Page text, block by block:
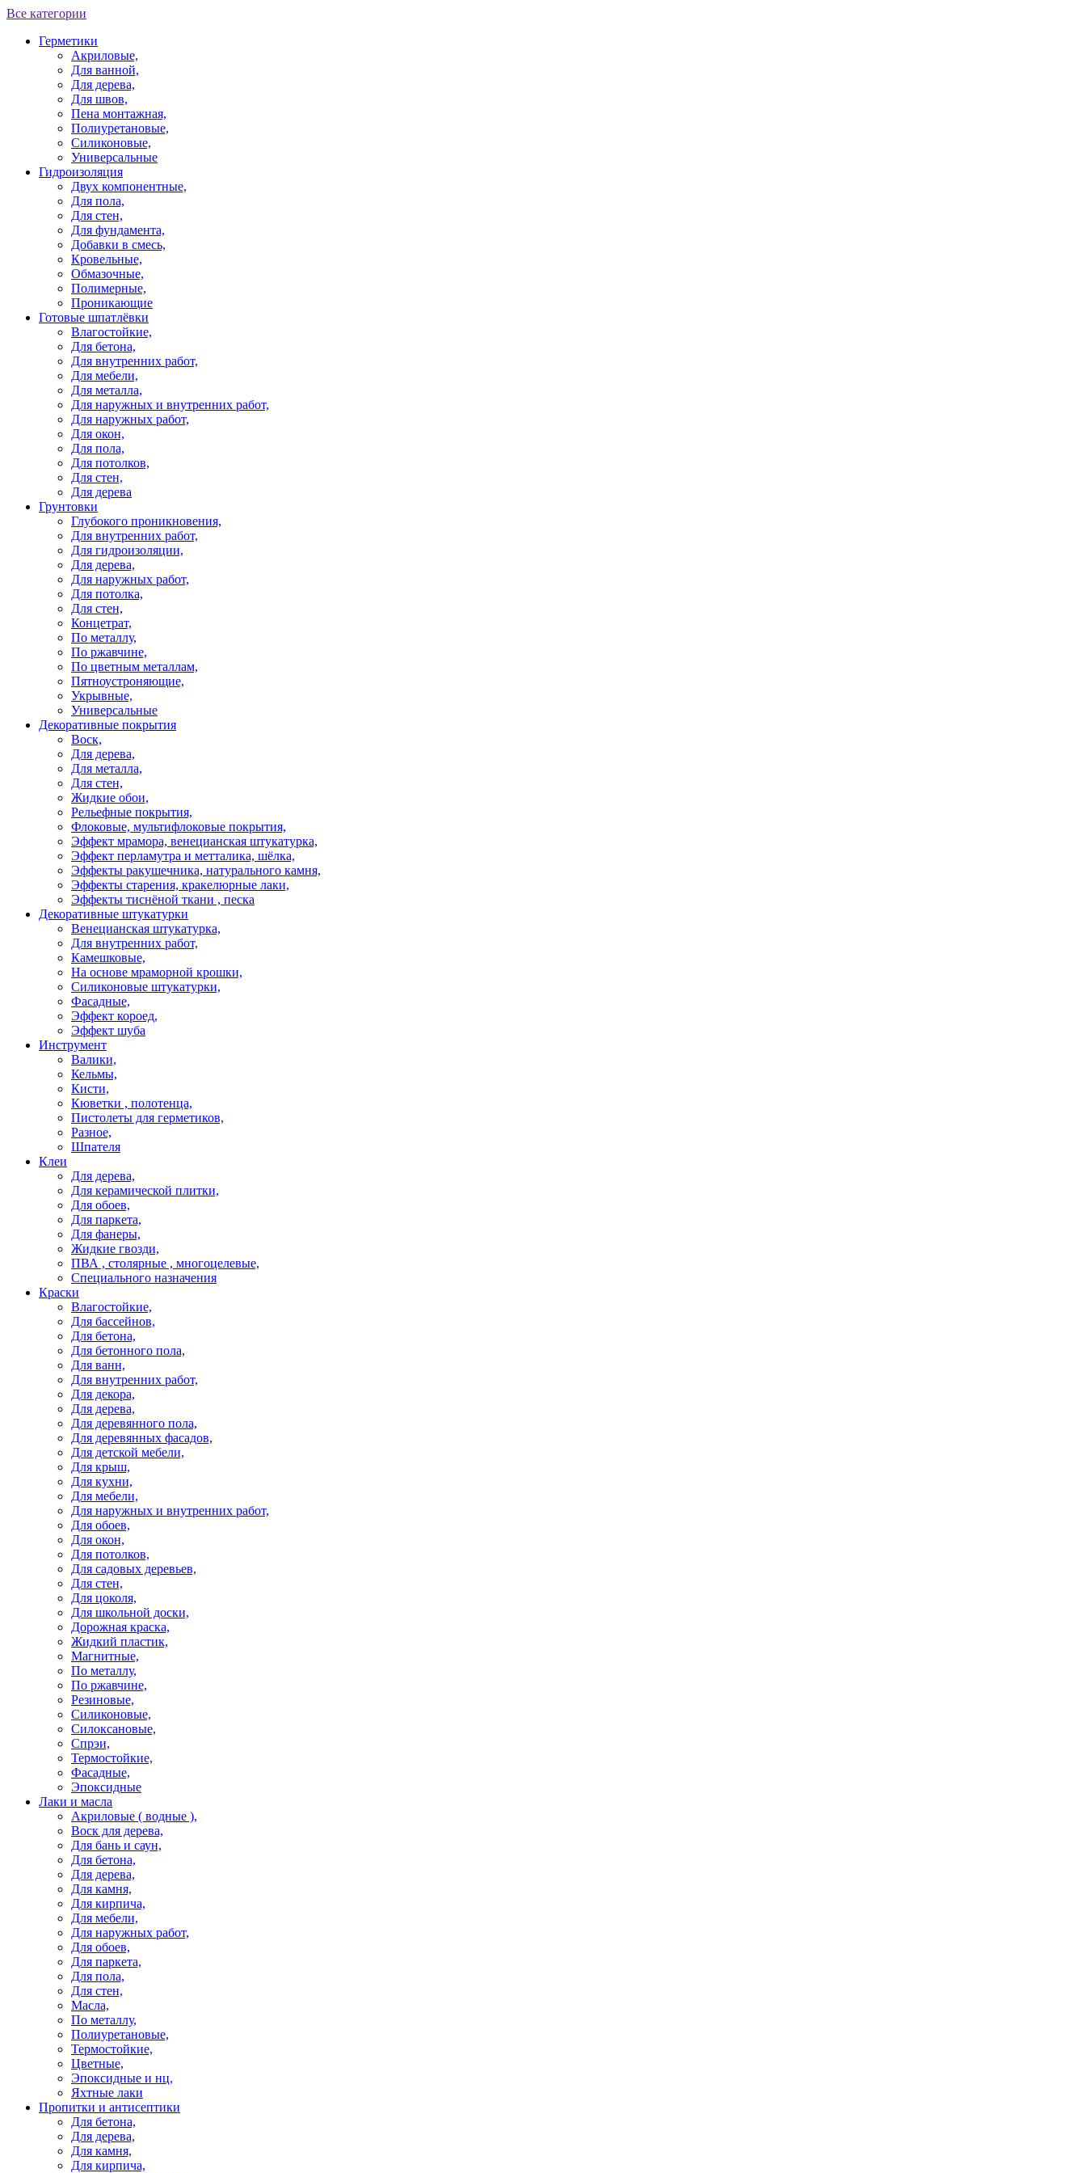
Все категории
Герметики
Акриловые,
Для ванной,
Для дерева,
Для швов,
Пена монтажная,
Полиуретановые,
Силиконовые,
Универсальные
Гидроизоляция
Двух компонентные,
Для пола,
Для стен,
Для фундамента,
Добавки в смесь,
Кровельные,
Обмазочные,
Полимерные,
Проникающие
Готовые шпатлёвки
Влагостойкие,
Для бетона,
Для внутренних работ,
Для мебели,
Для металла,
Для наружных и внутренних работ,
Для наружных работ,
Для окон,
Для пола,
Для потолков,
Для стен,
Для дерева
Грунтовки
Глубокого проникновения,
Для внутренних работ,
Для гидроизоляции,
Для дерева,
Для наружных работ,
Для потолка,
Для стен,
Концетрат,
По металлу,
По ржавчине,
По цветным металлам,
Пятноустроняющие,
Укрывные,
Универсальные
Декоративные покрытия
Воск,
Для дерева,
Для металла,
Для стен,
Жидкие обои,
Рельефные покрытия,
Флоковые, мультифлоковые покрытия,
Эффект мрамора, венецианская штукатурка,
Эффект перламутра и метталика, шёлка,
Эффекты ракушечника, натурального камня,
Эффекты старения, кракелюрные лаки,
Эффекты тиснёной ткани , песка
Декоративные штукатурки
Венецианская штукатурка,
Для внутренних работ,
Камешковые,
На основе мраморной крошки,
Силиконовые штукатурки,
Фасадные,
Эффект короед,
Эффект шуба
Инструмент
Валики,
Кельмы,
Кисти,
Кюветки , полотенца,
Пистолеты для герметиков,
Разное,
Шпателя
Клеи
Для дерева,
Для керамической плитки,
Для обоев,
Для паркета,
Для фанеры,
Жидкие гвозди,
ПВА , столярные , многоцелевые,
Специального назначения
Краски
Влагостойкие,
Для бассейнов,
Для бетона,
Для бетонного пола,
Для ванн,
Для внутренних работ,
Для декора,
Для дерева,
Для деревянного пола,
Для деревянных фасадов,
Для детской мебели,
Для крыш,
Для кухни,
Для мебели,
Для наружных и внутренних работ,
Для обоев,
Для окон,
Для потолков,
Для садовых деревьев,
Для стен,
Для цоколя,
Для школьной доски,
Дорожная краска,
Жидкий пластик,
Магнитные,
По металлу,
По ржавчине,
Резиновые,
Силиконовые,
Силоксановые,
Спрэи,
Термостойкие,
Фасадные,
Эпоксидные
Лаки и масла
Акриловые ( водные ),
Воск для дерева,
Для бань и саун,
Для бетона,
Для дерева,
Для камня,
Для кирпича,
Для мебели,
Для наружных работ,
Для обоев,
Для паркета,
Для пола,
Для стен,
Масла,
По металлу,
Полиуретановые,
Термостойкие,
Цветные,
Эпоксидные и нц,
Яхтные лаки
Пропитки и антисептики
Для бетона,
Для дерева,
Для камня,
Для кирпича,